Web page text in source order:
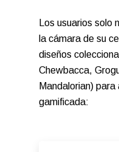
Los usuarios solo
la cámara de su
diseños
Chewbacca,
Mandalorian)
gamificada: